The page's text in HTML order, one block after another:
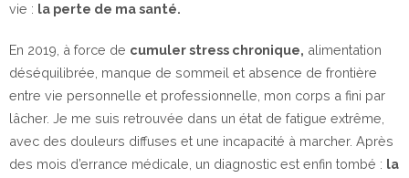
vie : la perte de ma santé.
En 2019, à force de cumuler stress chronique, alimentation
déséquilibrée, manque de sommeil et absence de frontière
entre vie personnelle et professionnelle, mon corps a fini par
lâcher. Je me suis retrouvée dans un état de fatigue extrême,
avec des douleurs diffuses et une incapacité à marcher. Après
des mois d’errance médicale, un diagnostic est enfin tombé : la